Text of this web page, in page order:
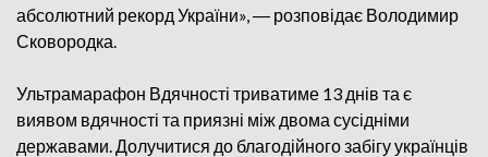
абсолютний рекорд України», ― розповідає Володимир
Сковородка.
Ультрамарафон Вдячності триватиме 13 днів та є
виявом вдячності та приязні між двома сусідніми
державами. Долучитися до благодійного забігу українців